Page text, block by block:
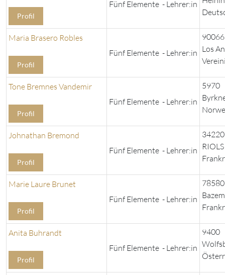
Profil
Fünf Elemente - Lehrer:in
Maria Brasero Robles
Profil
Fünf Elemente - Lehrer:in
90066
Los
Tone Bremnes Vandemir
Profil
Fünf Elemente - Lehrer:in
5970
Johnathan Bremond
Profil
Fünf Elemente - Lehrer:in
34220
RIOLS
Marie Laure Brunet
Profil
Fünf Elemente - Lehrer:in
78580
Anita Buhrandt
Profil
Fünf Elemente - Lehrer:in
9400